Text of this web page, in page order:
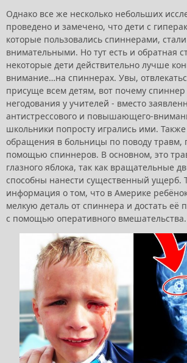
Однако все же несколько небольших
проведено и замечено, что дети с
которые пользовались спиннерами,
внимательными. Но тут есть и обратная
некоторые дети действительно лучше
внимание…на спиннерах. Увы,
присуще всем детям, вот почему
негодования у учителей - вместо
антистрессового и повышающего-
школьники попросту игрались ими.
обращения в больницы по поводу травм,
помощью спиннеров. В основном, это
глазного яблока, так как вращательные
способны нанести существенный ущерб.
информация о том, что в Америке
мелкую деталь от спиннера и достать её
с помощью оперативного вмешательства.